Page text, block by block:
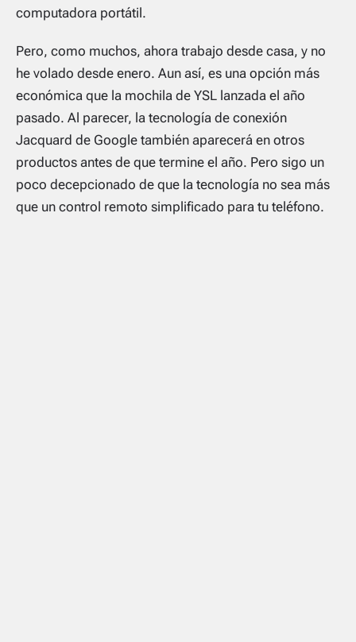
computadora portátil.
Pero, como muchos, ahora trabajo desde casa, y no
he volado desde enero. Aun así, es una opción más
económica que la mochila de YSL lanzada el año
pasado. Al parecer, la tecnología de conexión
Jacquard de Google también aparecerá en otros
productos antes de que termine el año. Pero sigo un
poco decepcionado de que la tecnología no sea más
que un control remoto simplificado para tu teléfono.